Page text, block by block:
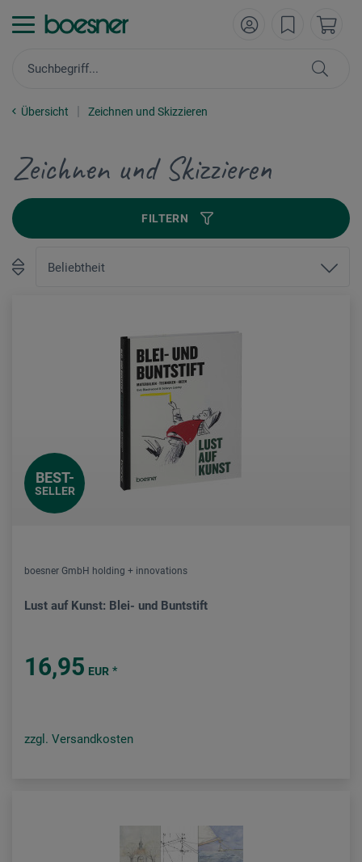
Übersicht Zeichnen und Skizzieren
Zeichnen und Skizzieren
FILTERN
BEST-
SELLER
boesner GmbH holding + innovations
Lust auf Kunst: Blei- und Buntstift
16,95 EUR *
zzgl. Versandkosten